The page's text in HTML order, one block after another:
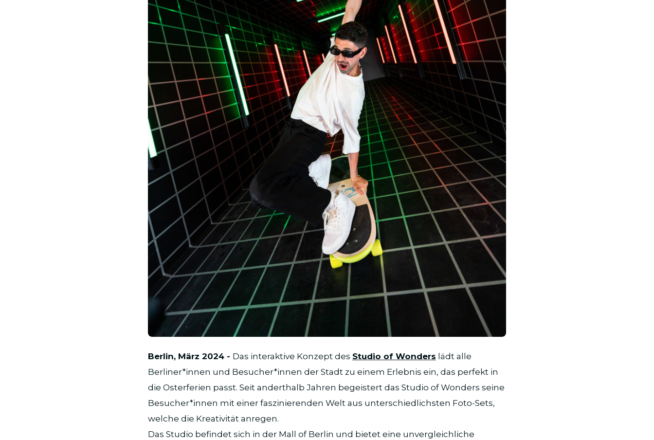
Berlin, März 2024 - Das interaktive Konzept des Studio of Wonders lädt alle
Berliner*innen und Besucher*innen der Stadt zu einem Erlebnis ein, das perfekt in
die Osterferien passt. Seit anderthalb Jahren begeistert das Studio of Wonders seine
Besucher*innen mit einer faszinierenden Welt aus unterschiedlichsten Foto-Sets,
welche die Kreativität anregen.
Das Studio befindet sich in der Mall of Berlin und bietet eine unvergleichliche